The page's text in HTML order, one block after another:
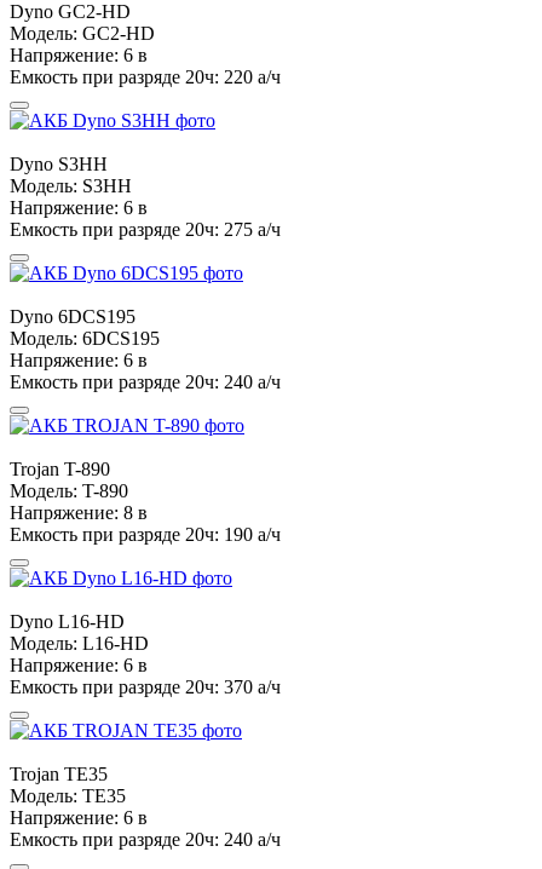
Dyno GC2-HD
Модель: GC2-HD
Напряжение: 6 в
Емкость при разряде 20ч: 220 а/ч
Dyno S3HH
Модель: S3HH
Напряжение: 6 в
Емкость при разряде 20ч: 275 а/ч
Dyno 6DCS195
Модель: 6DCS195
Напряжение: 6 в
Емкость при разряде 20ч: 240 а/ч
Trojan T-890
Модель: T-890
Напряжение: 8 в
Емкость при разряде 20ч: 190 а/ч
Dyno L16-HD
Модель: L16-HD
Напряжение: 6 в
Емкость при разряде 20ч: 370 а/ч
Trojan TE35
Модель: TE35
Напряжение: 6 в
Емкость при разряде 20ч: 240 а/ч